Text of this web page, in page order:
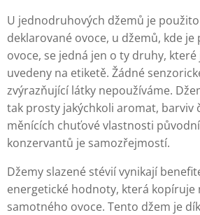
U jednodruhových džemů je
deklarované ovoce, u džemů, kde
ovoce, se jedná jen o ty druhy,
uvedeny na etiketě. Žádné
zvýrazňující látky nepoužíváme.
tak prosty jakýchkoli aromat, barviv
měnících chuťové vlastnosti
konzervantů je samozřejmostí.
Džemy slazené stévií vynikají
energetické hodnoty, která
samotného ovoce. Tento džem je